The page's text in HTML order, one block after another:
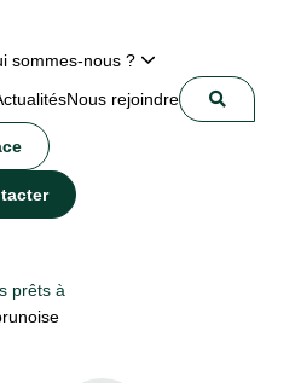
sommes-nous ?
Nous rejoindre
prêts à